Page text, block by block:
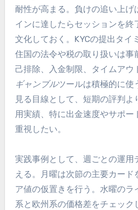
耐性が高まる。負けの追い上げ
インに達したらセッションを終
文化しておく。KYCの提出タイ
住国の法令や税の取り扱いは事
己排除、入金制限、タイムアウ
ギャンブルツールは積極的に使
見る目線として、短期の評判よ
用実績、特に出金速度やサポー
重視したい。
実践事例として、週ごとの運用
える。月曜は次節の主要カード
ア値の仮置きを行う。水曜のラ
系と欧州系の価格差をチェック